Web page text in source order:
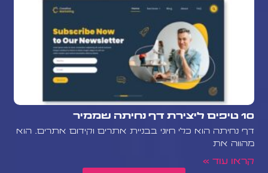
10 טיפים ליצירת דף נחיתה שממיר
דף נחיתה הוא כלי חיוני בבניית אתרים וקידום אתרים. הוא
מהווה את
קראו עוד »